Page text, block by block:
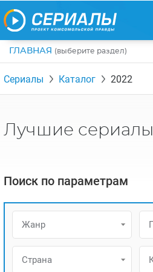
ГЛАВНАЯ (выберите раздел)
ПО ЖАНРАМ
КОМЕДИИ
УЖАСЫ
ТРИЛЛЕРЫ
ФЭНТЕЗИ
ДЕТЕКТИВЫ
КРИМИНАЛ
ИТАЛИЯ
УКРАИНА
РЕЦЕНЗИИ
НОВОСТИ ТУРЕЦКИХ СЕРИАЛОВ
АЗИАТСКИЕ СЕРИАЛЫ
ИНТЕРВЬЮ
Сериалы Каталог 2022
Лучшие сериалы
Поиск по параметрам
Жанр
Страна